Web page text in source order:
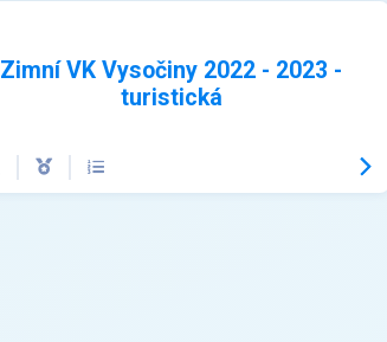
Zimní VK Vysočiny 2022 - 2023 -
turistická